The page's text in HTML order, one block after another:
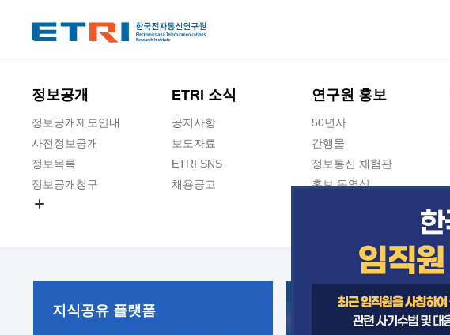
정보공개
정보공개제도안내
사전정보공개
정보목록
정보공개청구
ETRI 소식
공지사항
보도자료
ETRI SNS
채용공고
연구원 홍보
50년사
간행물
정보통신 체험관
홍보 동영상
지식공유 플랫폼